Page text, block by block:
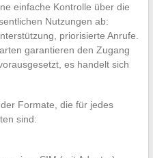
einfache Kontrolle über die
Nutzungen ab:
priorisierte Anrufe.
garantieren den Zugang
es handelt sich
Formate, die für jedes
sind: